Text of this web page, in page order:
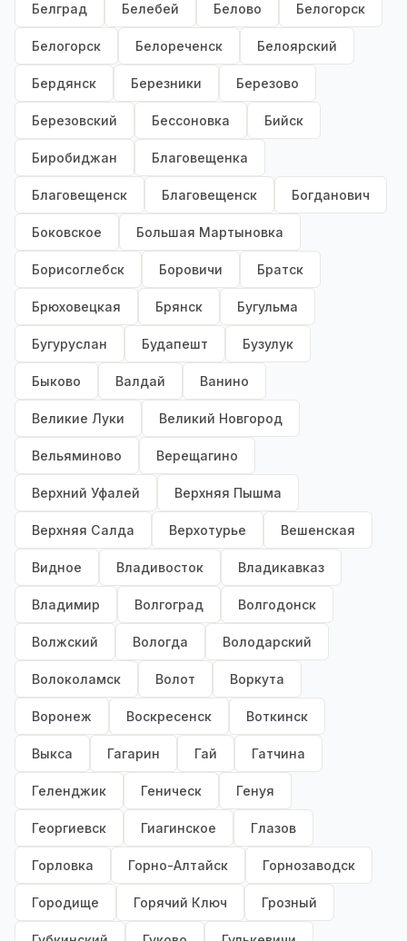
Белград Белебей Белово Белогорск
Белогорск Белореченск Белоярский
Бердянск Березники Березово
Березовский Бессоновка Бийск
Биробиджан Благовещенка
Благовещенск Благовещенск Богданович
Боковское Большая Мартыновка
Борисоглебск Боровичи Братск
Брюховецкая Брянск Бугульма
Бугуруслан Будапешт Бузулук
Быково Валдай Ванино
Великие Луки Великий Новгород
Вельяминово Верещагино
Верхний Уфалей Верхняя Пышма
Верхняя Салда Верхотурье Вешенская
Видное Владивосток Владикавказ
Владимир Волгоград Волгодонск
Волжский Вологда Володарский
Волоколамск Волот Воркута
Воронеж Воскресенск Воткинск
Выкса Гагарин Гай Гатчина
Геленджик Геническ Генуя
Георгиевск Гиагинское Глазов
Горловка Горно-Алтайск Горнозаводск
Городище Горячий Ключ Грозный